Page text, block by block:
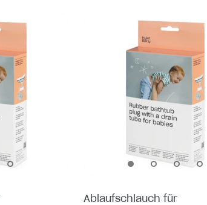
Ablaufschlauch für